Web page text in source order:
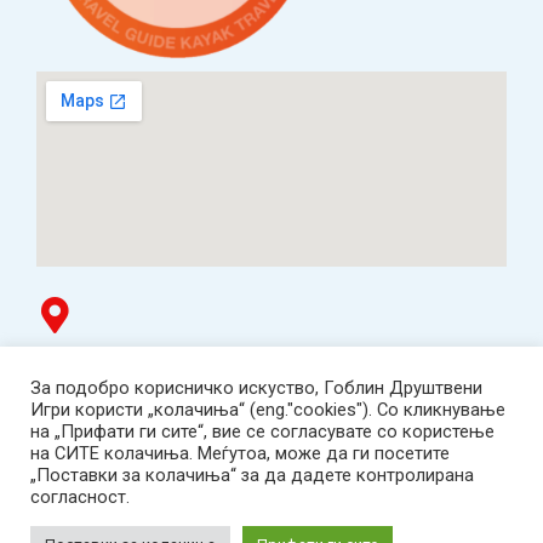
ТЦ Буњаковец - 1. кат, Скопје.
Tел: 078 669 482
Работно време: пон-пет 12:00-19:00 /саб 12:00-17:00
2001-2026 Goblin Games, All Rights Reserved.
Гоблин ДОО, Скопје. Даночен број:
За подобро корисничко искуство, Гоблин Друштвени
Игри користи „колачиња“ (eng."cookies"). Со кликнување
на „Прифати ги сите“, вие се согласувате со користење
на СИТЕ колачиња. Меѓутоа, може да ги посетите
„Поставки за колачиња“ за да дадете контролирана
согласност.